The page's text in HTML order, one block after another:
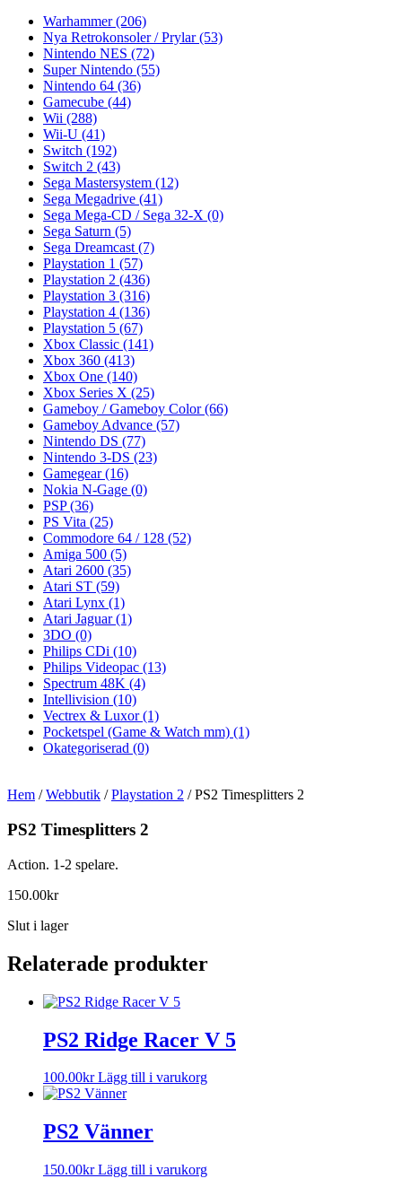
Warhammer(206)
Nya Retrokonsoler / Prylar(53)
Nintendo NES (72)
Super Nintendo (55)
Nintendo 64 (36)
Gamecube (44)
Wii (288)
Wii-U (41)
Switch (192)
Switch 2 (43)
Sega Mastersystem (12)
Sega Megadrive (41)
Sega Mega-CD / Sega 32-X (0)
Sega Saturn (5)
Sega Dreamcast (7)
Playstation 1 (57)
Playstation 2 (436)
Playstation 3 (316)
Playstation 4 (136)
Playstation 5 (67)
Xbox Classic (141)
Xbox 360 (413)
Xbox One (140)
Xbox Series X (25)
Gameboy / Gameboy Color(66)
Gameboy Advance (57)
Nintendo DS (77)
Nintendo 3-DS (23)
Gamegear(16)
Nokia N-Gage (0)
PSP(36)
PS Vita (25)
Commodore 64 / 128 (52)
Amiga 500 (5)
Atari 2600 (35)
Atari ST (59)
Atari Lynx (1)
Atari Jaguar(1)
3DO (0)
Philips CDi (10)
Philips Videopac (13)
Spectrum 48K (4)
Intellivision (10)
Vectrex & Luxor(1)
Pocketspel (Game & Watch mm) (1)
Okategoriserad (0)
Hem /Webbutik /Playstation 2 / PS2 Timesplitters 2
PS2 Timesplitters 2
Action. 1-2 spelare.
150.00kr
Slut i lager
Relaterade produkter
PS2 Ridge Racer V 5
100.00kr Lägg till i varukorg
PS2 Vänner
150.00kr Lägg till i varukorg